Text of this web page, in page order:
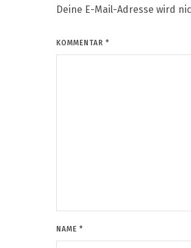
Deine E-Mail-Adresse wird
KOMMENTAR *
NAME *